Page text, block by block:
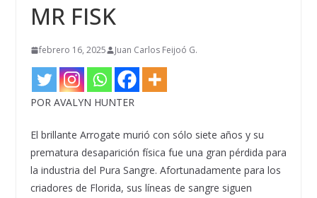
MR FISK
febrero 16, 2025 Juan Carlos Feijoó G.
POR AVALYN HUNTER
El brillante Arrogate murió con sólo siete años y su
prematura desaparición física fue una gran pérdida para
la industria del Pura Sangre. Afortunadamente para los
criadores de Florida, sus líneas de sangre siguen